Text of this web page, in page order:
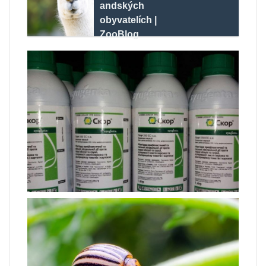
andských
obyvatelích |
ZooBlog